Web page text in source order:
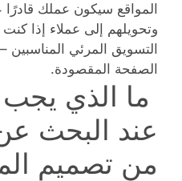
المواقع سيكون عملك
وتحويلهم إلى عملاء إذا
التسويق المرئي
الصفحة المقصودة.
ما الذي
عند البحث عن
من تصميم